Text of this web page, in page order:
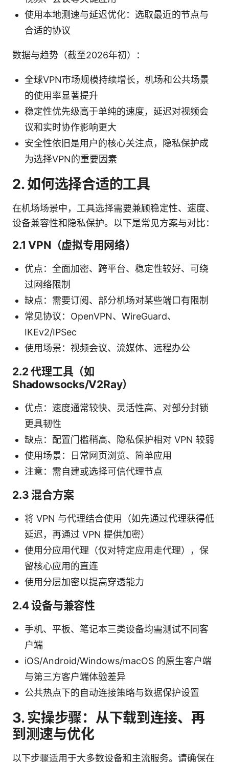
使用本地测速与延迟优化：选取最近的节点与
合适的协议
数据与趋势（截至2026年初）：
全球VPN市场规模持续增长，机场和公共场景
的使用率显著提升
稳定性优先级高于单纯的速度，延迟对视频会
议和实时协作影响更大
安全性依旧是用户的核心关注点，隐私保护成
为选择VPN的重要因素
2. 如何选择合适的工具
在机场场景中，工具选择需要兼顾稳定性、速度、
设备兼容性和隐私保护。以下是常见方案与对比：
2.1 VPN（虚拟专用网络）
优点：全面加密、跨平台、稳定性较好、可绕
过网络限制
缺点：需要订阅、部分机场对某些端口有限制
常见协议：OpenVPN、WireGuard、
IKEv2/IPSec
使用场景：视频会议、流媒体、远程办公
2.2 代理工具（如
Shadowsocks/V2Ray）
优点：速度通常较快、灵活性高、对部分封锁
更具韧性
缺点：配置门槛稍高、隐私保护相对 VPN 较弱
使用场景：日常网页浏览、简单应用
注意：需自建或选择可信代理节点
2.3 混合方案
将 VPN 与代理结合使用（如先通过代理获得低
延迟，再通过 VPN 提供加密）
使用分应用代理（仅对特定应用走代理），保
留核心应用的直连
使用分层加密以提高穿透能力
2.4 设备与兼容性
手机、平板、笔记本三类设备均需测试不同客
户端
iOS/Android/Windows/macOS 的原生客户端
与第三方客户端体验差异
公共热点下的自动连接策略与数据保护设置
3. 实操步骤：从下载到连接、再
到测速与优化
以下步骤适用于大多数设备和主流服务。请确保在